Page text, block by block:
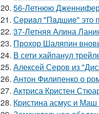
20. 56-Летнюю Дженнифер
21. Сeриaл "Пaдшиe" это
22. 37-Летняя Алина
23. Прохор Шаляпин
24. В сети хайпанул
25. Алексей Серов из
26. Антон Филипенко о
27. Актриса Кристен
28. Кристина асмус и